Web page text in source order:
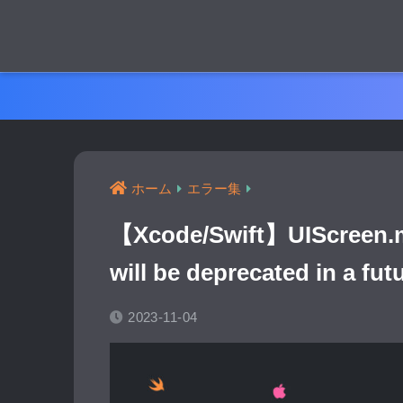
ホーム エラー集
【Xcode/Swift】
will be deprecated in a
2023-11-04